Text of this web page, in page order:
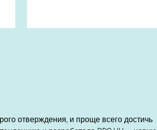
отверждения, и проще всего достичь